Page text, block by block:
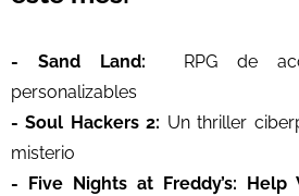
- Sand Land: RPG de
personalizables
- Soul Hackers 2: Un thriller
misterio
- Five Nights at Freddy’s: